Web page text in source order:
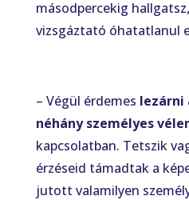
másodpercekig
vizsgáztató óhatatlanul
– Végül érdemes lezárni
néhány személyes
kapcsolatban. Tetszik
érzéseid támadtak a
jutott valamilyen